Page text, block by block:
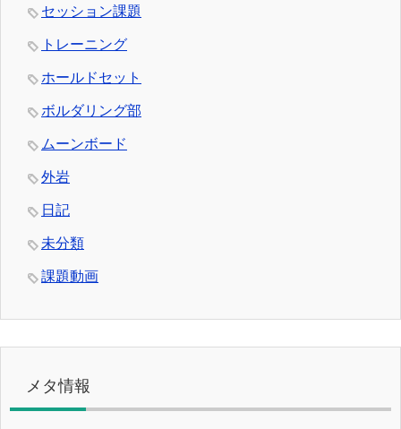
セッション課題
トレーニング
ホールドセット
ボルダリング部
ムーンボード
外岩
日記
未分類
課題動画
メタ情報